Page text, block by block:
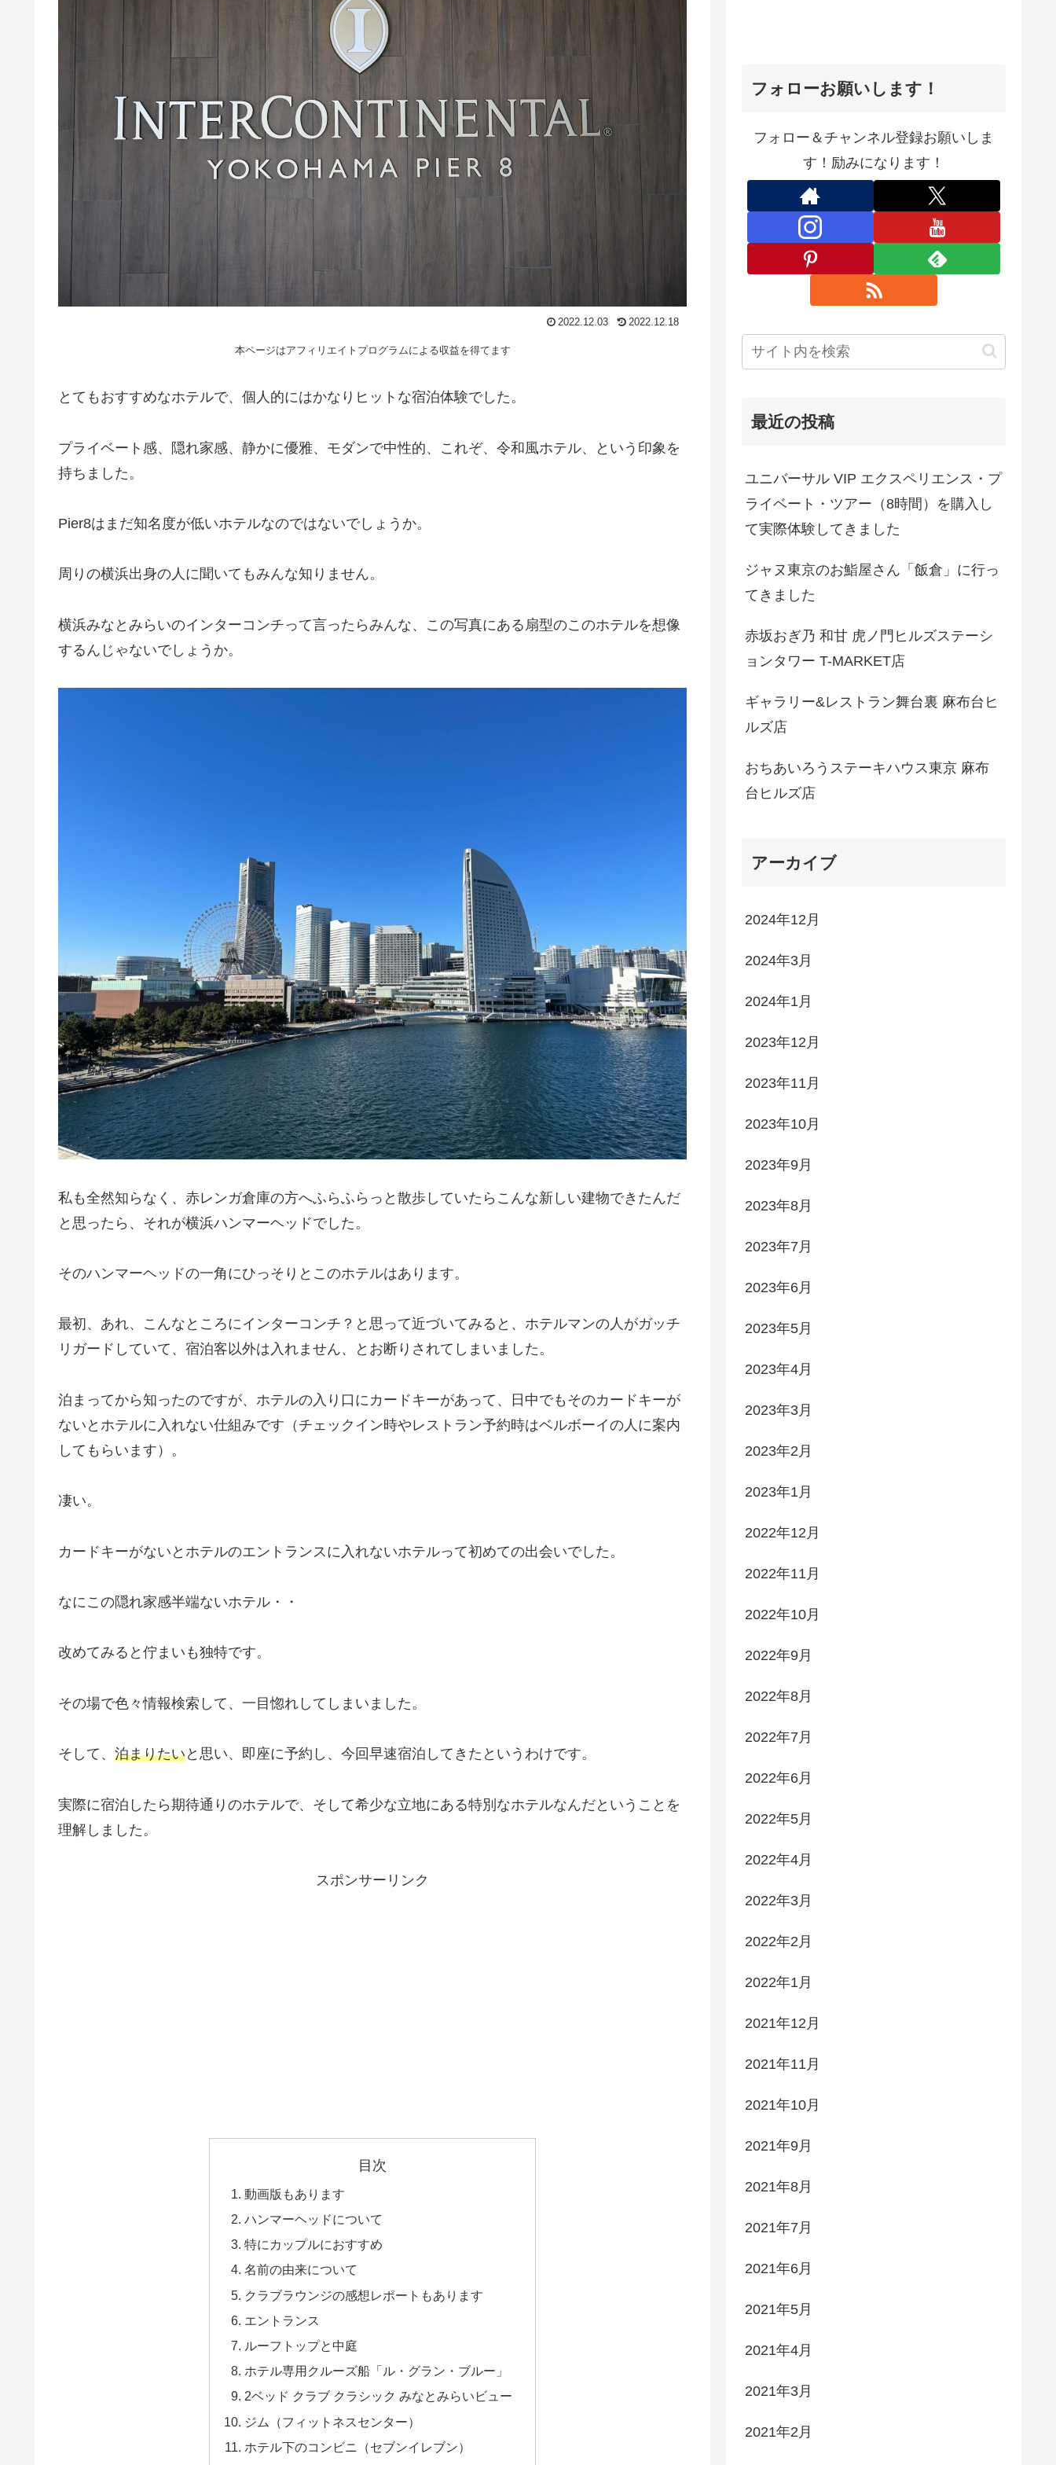
2022.12.03 2022.12.18
本ページはアフィリエイトプログラムによる収益を得てます
とてもおすすめなホテルで、個人的にはかなりヒットな宿泊体験でした。
プライベート感、隠れ家感、静かに優雅、モダンで中性的、これぞ、令和風ホテル、という印象を
持ちました。
Pier8はまだ知名度が低いホテルなのではないでしょうか。
周りの横浜出身の人に聞いてもみんな知りません。
横浜みなとみらいのインターコンチって言ったらみんな、この写真にある扇型のこのホテルを想像
するんじゃないでしょうか。
私も全然知らなく、赤レンガ倉庫の方へふらふらっと散歩していたらこんな新しい建物できたんだ
と思ったら、それが横浜ハンマーヘッドでした。
そのハンマーヘッドの一角にひっそりとこのホテルはあります。
最初、あれ、こんなところにインターコンチ？と思って近づいてみると、ホテルマンの人がガッチ
リガードしていて、宿泊客以外は入れません、とお断りされてしまいました。
泊まってから知ったのですが、ホテルの入り口にカードキーがあって、日中でもそのカードキーが
ないとホテルに入れない仕組みです（チェックイン時やレストラン予約時はベルボーイの人に案内
してもらいます）。
凄い。
カードキーがないとホテルのエントランスに入れないホテルって初めての出会いでした。
なにこの隠れ家感半端ないホテル・・
改めてみると佇まいも独特です。
その場で色々情報検索して、一目惚れしてしまいました。
そして、 泊まりたいと思い、即座に予約し、今回早速宿泊してきたというわけです。
実際に宿泊したら期待通りのホテルで、そして希少な立地にある特別なホテルなんだということを
理解しました。
スポンサーリンク
目次
動画版もあります
ハンマーヘッドについて
特にカップルにおすすめ
名前の由来について
クラブラウンジの感想レポートもあります
エントランス
ルーフトップと中庭
ホテル専用クルーズ船「ル・グラン・ブルー」
2ベッド クラブ クラシック みなとみらいビュー
ジム（フィットネスセンター）
ホテル下のコンビニ（セブンイレブン）
フォローお願いします！
フォロー＆チャンネル登録お願いしま
す！励みになります！
最近の投稿
ユニバーサル VIP エクスペリエンス・プ
ライベート・ツアー（8時間）を購入し
て実際体験してきました
ジャヌ東京のお鮨屋さん「飯倉」に行っ
てきました
赤坂おぎ乃 和甘 虎ノ門ヒルズステーシ
ョンタワー T-MARKET店
ギャラリー&レストラン舞台裏 麻布台ヒ
ルズ店
おちあいろうステーキハウス東京 麻布
台ヒルズ店
アーカイブ
2024年12月
2024年3月
2024年1月
2023年12月
2023年11月
2023年10月
2023年9月
2023年8月
2023年7月
2023年6月
2023年5月
2023年4月
2023年3月
2023年2月
2023年1月
2022年12月
2022年11月
2022年10月
2022年9月
2022年8月
2022年7月
2022年6月
2022年5月
2022年4月
2022年3月
2022年2月
2022年1月
2021年12月
2021年11月
2021年10月
2021年9月
2021年8月
2021年7月
2021年6月
2021年5月
2021年4月
2021年3月
2021年2月